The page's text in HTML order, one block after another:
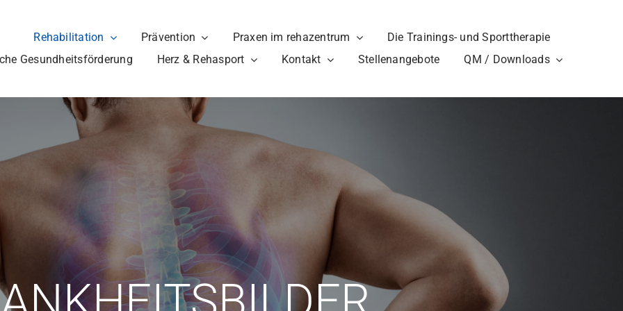
Rehabilitation Prävention Praxen im rehazentrum
Die Trainings- und Sporttherapie
Gesundheitsförderung
Herz & Rehasport Kontakt Stellenangebote QM / Downloads